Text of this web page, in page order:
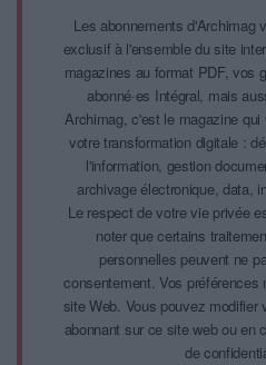
Les abonnements d'Archimag
exclusif à l'ensemble du site
magazines au format PDF, vos
abonné·es Intégral, mais
Archimag, c'est le magazine
votre transformation digitale :
l'information, gestion
archivage électronique, data,
Le respect de votre vie privée
noter que certains
personnelles peuvent ne
consentement. Vos préférences
site Web. Vous pouvez modifier
abonnant sur ce site web ou en
de